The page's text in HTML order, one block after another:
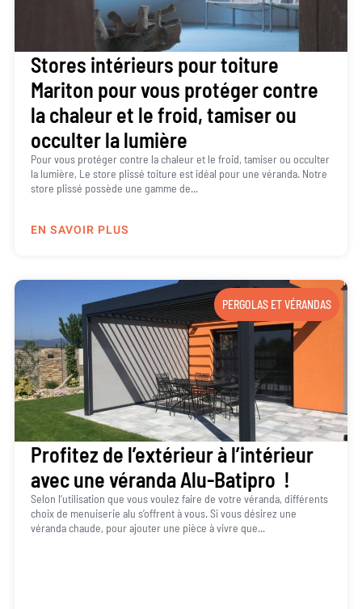
Stores intérieurs pour toiture
Mariton pour vous protéger contre
la chaleur et le froid, tamiser ou
occulter la lumière
Pour vous protéger contre la chaleur et le froid, tamiser ou occulter
la lumière, Le store plissé toiture est idéal pour une véranda. Notre
store plissé possède une gamme de...
EN SAVOIR PLUS
PERGOLAS ET VÉRANDAS
Profitez de l’extérieur à l’intérieur
avec une véranda Alu-Batipro !
Selon l’utilisation que vous voulez faire de votre véranda, différents
choix de menuiserie alu s’offrent à vous. Si vous désirez une
véranda chaude, pour ajouter une pièce à vivre que...